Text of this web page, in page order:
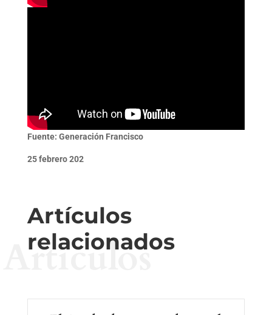
Fuente: Generación Francisco
25 febrero 202
Artículos
relacionados
Artículos